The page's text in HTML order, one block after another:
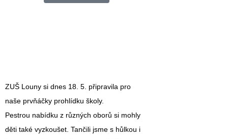
ZUŠ Louny si dnes 18. 5. připravila pro
naše prvňáčky prohlídku školy.
Pestrou nabídku z různých oborů si mohly
děti také vyzkoušet. Tančili jsme s hůlkou i